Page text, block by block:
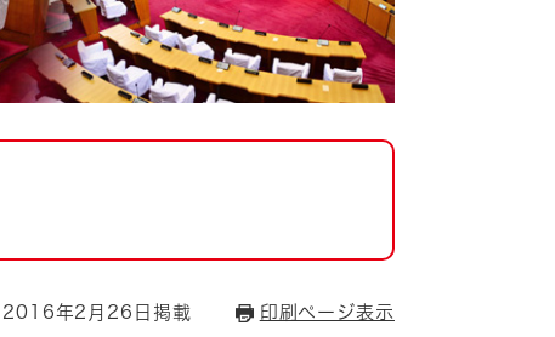
2016年2月26日掲載 印刷ページ表示